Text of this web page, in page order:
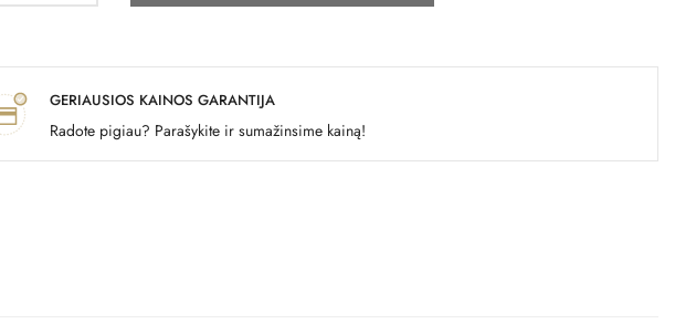
GERIAUSIOS KAINOS GARANTIJA
Radote pigiau? Parašykite ir sumažinsime kainą!